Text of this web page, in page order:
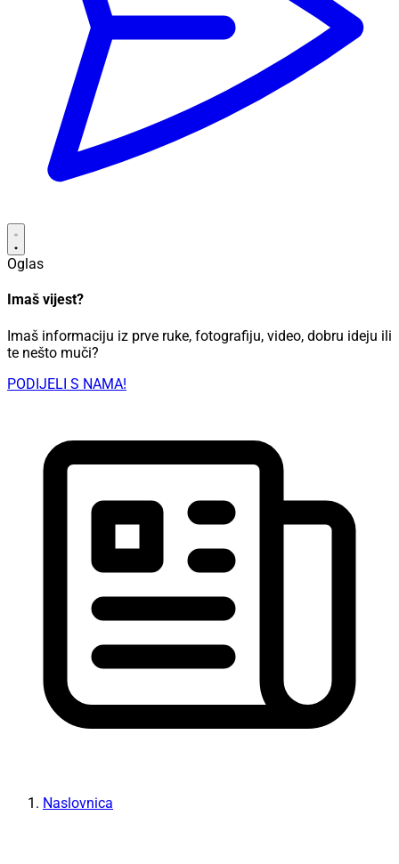
Oglas
Imaš vijest?
Imaš informaciju iz prve ruke, fotografiju, video, dobru ideju ili
te nešto muči?
PODIJELI S NAMA!
Naslovnica